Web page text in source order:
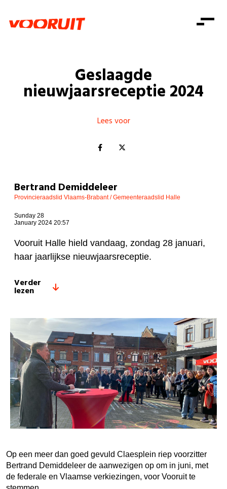
Zorg
Gelijke kansen
Welzijn
Consumentenbescherming
Kinderen en jongeren
Onze mensen
Standpunten
Vacatures
Doe mee
Doe mee
Word lid
Shop
Login
Geslaagde
nieuwjaarsreceptie 2024
Lees voor
Bertrand Demiddeleer
Provincieraadslid Vlaams-Brabant / Gemeenteraadslid Halle
Sunday 28
January 2024 20:57
Vooruit Halle hield vandaag, zondag 28 januari,
haar jaarlijkse nieuwjaarsreceptie.
Verder
lezen
Op een meer dan goed gevuld Claesplein riep voorzitter
Bertrand Demiddeleer de aanwezigen op om in juni, met
de federale en Vlaamse verkiezingen, voor Vooruit te